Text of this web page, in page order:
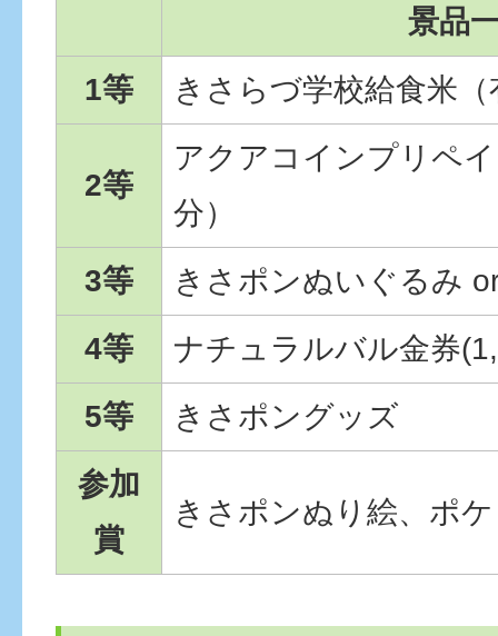
景品
1等
きさらづ学校給食米（
2等
アクアコインプリペ
分）
3等
きさポンぬいぐるみ
4等
ナチュラルバル金券
5等
きさポングッズ
参加
賞
きさポンぬり絵、ポ